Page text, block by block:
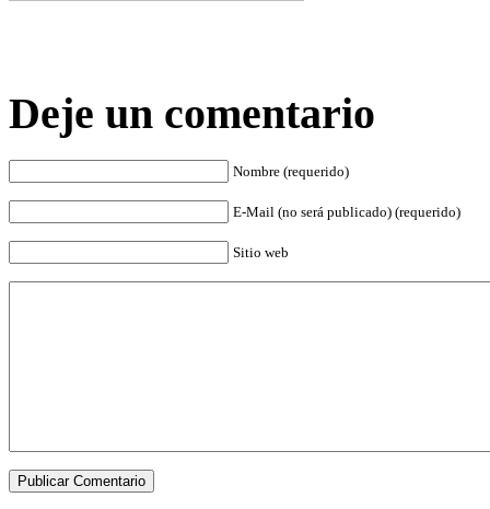
Deje un comentario
Nombre (requerido)
E-Mail (no será publicado) (requerido)
Sitio web